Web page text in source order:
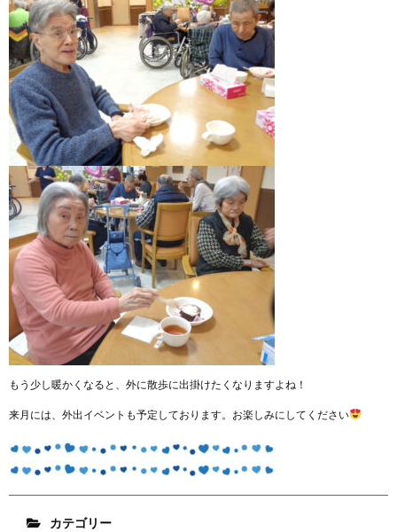
もう少し暖かくなると、外に散歩に出掛けたくなりますよね！
来月には、外出イベントも予定しております。お楽しみにしてください
カテゴリー